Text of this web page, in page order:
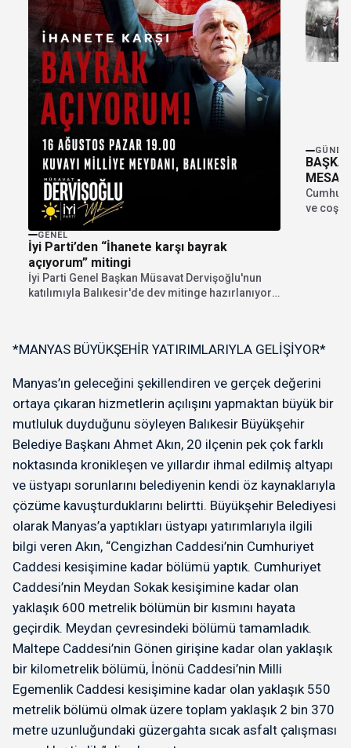
GENEL
İyi Parti’den “İhanete karşı bayrak
açıyorum” mitingi
İyi Parti Genel Başkan Müsavat Dervişoğlu'nun
katılımıyla Balıkesir'de dev mitinge hazırlanıyor.
MESAJI
ve
*MANYAS BÜYÜKŞEHİR YATIRIMLARIYLA GELİŞİYOR*
Manyas’ın geleceğini şekillendiren ve gerçek değerini
ortaya çıkaran hizmetlerin açılışını yapmaktan büyük bir
mutluluk duyduğunu söyleyen Balıkesir Büyükşehir
Belediye Başkanı Ahmet Akın, 20 ilçenin pek çok farklı
noktasında kronikleşen ve yıllardır ihmal edilmiş altyapı
ve üstyapı sorunlarını belediyenin kendi öz kaynaklarıyla
çözüme kavuşturduklarını belirtti. Büyükşehir Belediyesi
olarak Manyas’a yaptıkları üstyapı yatırımlarıyla ilgili
bilgi veren Akın, “Cengizhan Caddesi’nin Cumhuriyet
Caddesi kesişimine kadar bölümü yaptık. Cumhuriyet
Caddesi’nin Meydan Sokak kesişimine kadar olan
yaklaşık 600 metrelik bölümün bir kısmını hayata
geçirdik. Meydan çevresindeki bölümü tamamladık.
Maltepe Caddesi’nin Gönen girişine kadar olan yaklaşık
bir kilometrelik bölümü, İnönü Caddesi’nin Milli
Egemenlik Caddesi kesişimine kadar olan yaklaşık 550
metrelik bölümü olmak üzere toplam yaklaşık 2 bin 370
metre uzunluğundaki güzergahta sıcak asfalt çalışması